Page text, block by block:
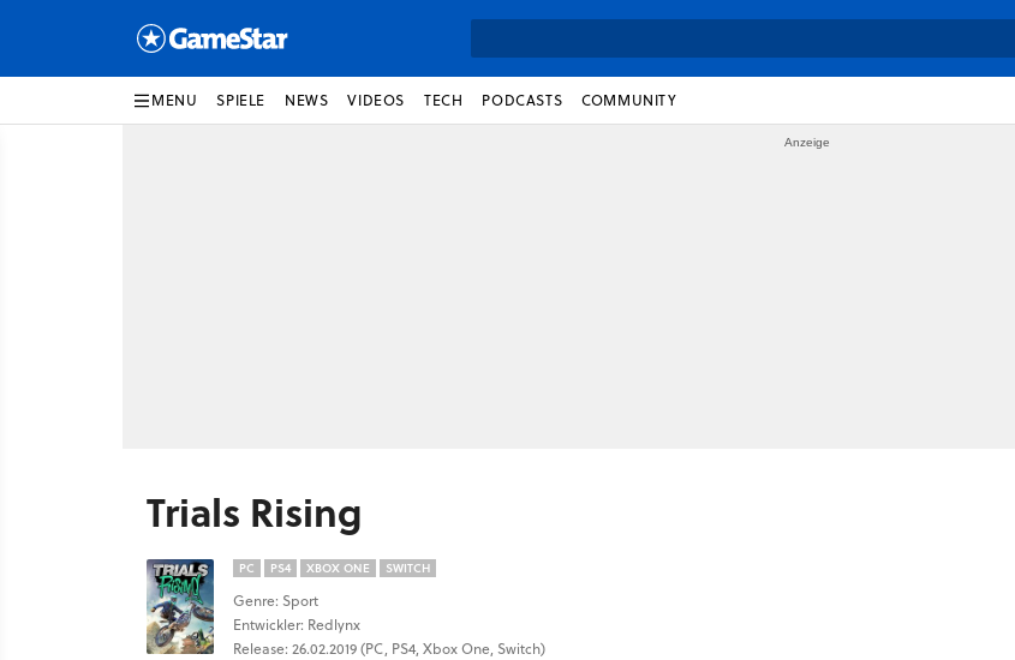
MENU SPIELE NEWS VIDEOS TECH PODCASTS COMMUNITY
Trials Rising
PC PS4 XBOX ONE SWITCH
Genre: Sport
Entwickler: Redlynx
Release: 26.02.2019 (PC, PS4, Xbox One, Switch)